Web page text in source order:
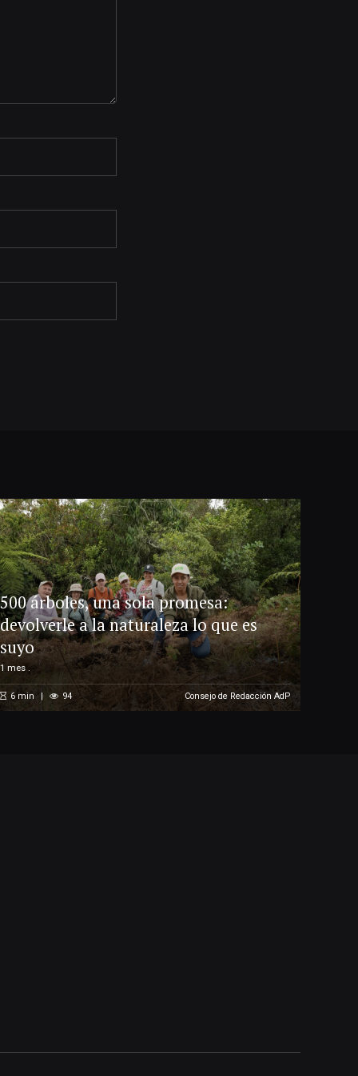
500 árboles, una sola promesa:
devolverle a la naturaleza lo que es
suyo
1 mes .
6min 94 Consejo de Redacción AdP